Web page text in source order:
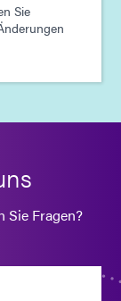
Sie
Sie Fragen?